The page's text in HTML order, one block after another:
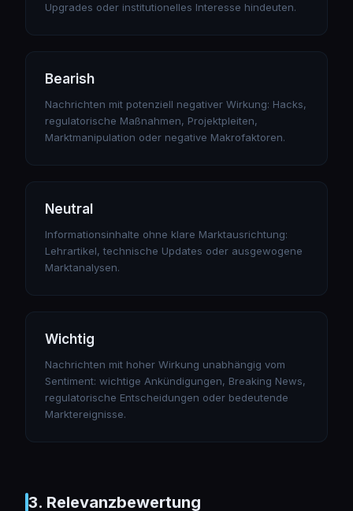
Upgrades oder institutionelles Interesse hindeuten.
Bearish
Nachrichten mit potenziell negativer Wirkung: Hacks,
regulatorische Maßnahmen, Projektpleiten,
Marktmanipulation oder negative Makrofaktoren.
Neutral
Informationsinhalte ohne klare Marktausrichtung:
Lehrartikel, technische Updates oder ausgewogene
Marktanalysen.
Wichtig
Nachrichten mit hoher Wirkung unabhängig vom
Sentiment: wichtige Ankündigungen, Breaking News,
regulatorische Entscheidungen oder bedeutende
Marktereignisse.
3. Relevanzbewertung